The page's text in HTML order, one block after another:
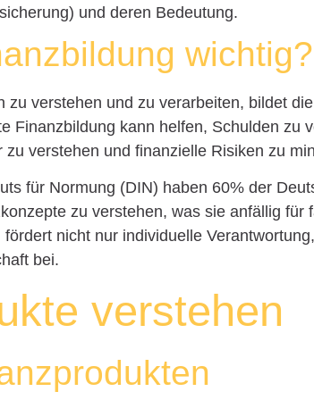
und deren Bedeutung.
wichtig?
zu verstehen und zu verarbeiten, bildet
Finanzbildung kann helfen, Schulden zu
verstehen und finanzielle Risiken zu
für Normung (DIN) haben 60% der
zu verstehen, was sie anfällig für
nicht nur individuelle
bei.
verstehen